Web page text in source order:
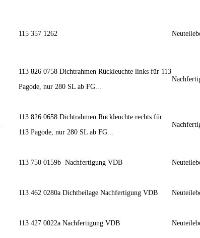
115 357 1262
113 826 0758 Dichtrahmen Rückleuchte links für 113
Pagode, nur 280 SL ab FG...
113 826 0658 Dichtrahmen Rückleuchte rechts für
113 Pagode, nur 280 SL ab FG...
113 750 0159b Nachfertigung VDB
113 462 0280a Dichtbeilage Nachfertigung VDB
113 427 0022a Nachfertigung VDB